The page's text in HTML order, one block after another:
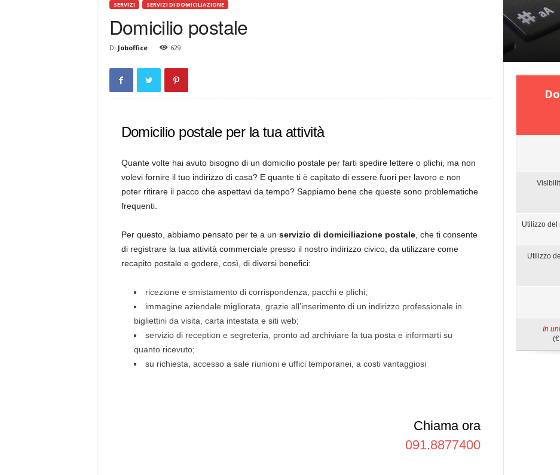
SERVIZI SERVIZI DI DOMICILIAZIONE
Domicilio postale
Di Joboffice 629
Domicilio postale per la tua attività
Quante volte hai avuto bisogno di un domicilio postale per farti spedire lettere o plichi, ma non
volevi fornire il tuo indirizzo di casa? E quante ti è capitato di essere fuori per lavoro e non
poter ritirare il pacco che aspettavi da tempo? Sappiamo bene che queste sono problematiche
frequenti.
Per questo, abbiamo pensato per te a un servizio di domiciliazione postale, che ti consente
di registrare la tua attività commerciale presso il nostro indirizzo civico, da utilizzare come
recapito postale e godere, così, di diversi benefici:
ricezione e smistamento di corrispondenza, pacchi e plichi;
immagine aziendale migliorata, grazie all’inserimento di un indirizzo professionale in
bigliettini da visita, carta intestata e siti web;
servizio di reception e segreteria, pronto ad archiviare la tua posta e informarti su
quanto ricevuto;
su richiesta, accesso a sale riunioni e uffici temporanei, a costi vantaggiosi
Chiama ora
091.8877400
Utilizzo del
Utilizzo
In